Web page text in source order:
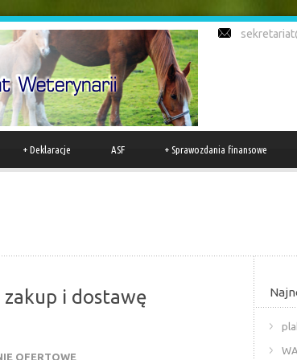
Deklaracje
+ ASF Sprawozdania finansowe
+
i dostawę
OFERTOWE